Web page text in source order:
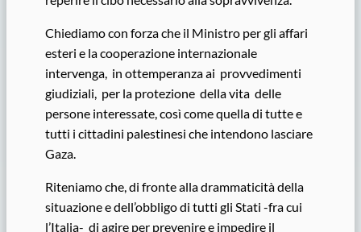
Chiediamo con forza che il Ministro per gli affari
esteri e la cooperazione internazionale
intervenga, in ottemperanza ai provvedimenti
giudiziali, per la protezione della vita delle
persone interessate, così come quella di tutte e
tutti i cittadini palestinesi che intendono lasciare
Gaza.
Riteniamo che, di fronte alla drammaticità della
situazione e dell’obbligo di tutti gli Stati -fra cui
l’Italia- di agire per prevenire e impedire il